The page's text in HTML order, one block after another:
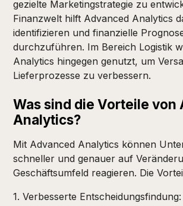
gezielte Marketingstrategie zu
Finanzwelt hilft Advanced Analytics
identifizieren und finanzielle
durchzuführen. Im Bereich Logistik
Analytics hingegen genutzt, um
Lieferprozesse zu verbessern.
Was sind die Vorteile von
Analytics?
Mit Advanced Analytics können
schneller und genauer auf
Geschäftsumfeld reagieren. Die
1. Verbesserte